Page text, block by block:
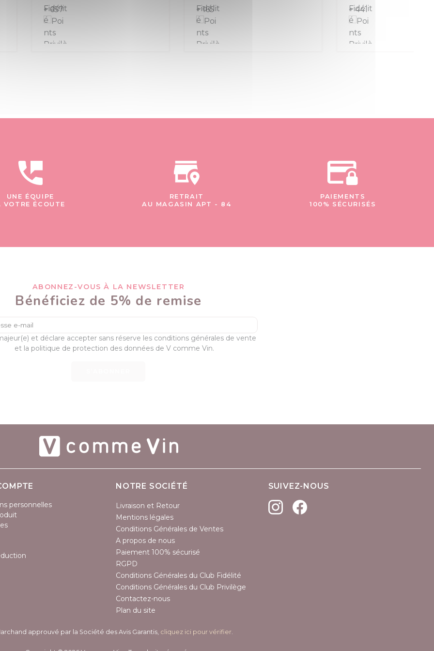
UNE ÉQUIPE
VOTRE ÉCOUTE
RETRAIT
AU MAGASIN APT - 84
PAIEMENTS
100% SÉCURISÉS
ABONNEZ-VOUS À LA NEWSLETTER
Bénéficiez de 5% de remise
et déclare accepter sans réserve les conditions générales de vente
et la politique de protection des données de V comme Vin.
personnelles
NOTRE SOCIÉTÉ
Livraison et Retour
Mentions légales
Conditions Générales de Ventes
A propos de nous
Paiement 100% sécurisé
RGPD
Conditions Générales du Club Fidélité
Conditions Générales du Club Privilège
Contactez-nous
Plan du site
SUIVEZ-NOUS
approuvé par la Société des Avis Garantis, cliquez ici pour vérifier.